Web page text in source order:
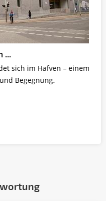
...
sich im Hafven – einem
Begegnung.